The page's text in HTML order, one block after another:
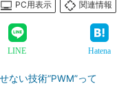
PC用表示
関連情報
LINE Hatena
ない技術“PWM”って